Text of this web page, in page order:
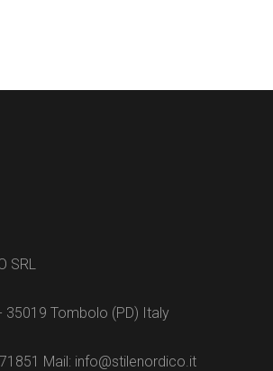
SRL
35019 Tombolo (PD) Italy
Mail: info@stilenordico.it